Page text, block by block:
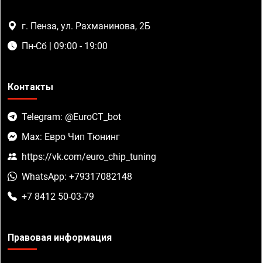
г. Пенза, ул. Рахманинова, 2Б
Пн-Сб | 09:00 - 19:00
Контакты
Telegram: @EuroCT_bot
Max: Евро Чип Тюнинг
https://vk.com/euro_chip_tuning
WhatsApp: +79317082148
+7 8412 50-03-79
Правовая информация